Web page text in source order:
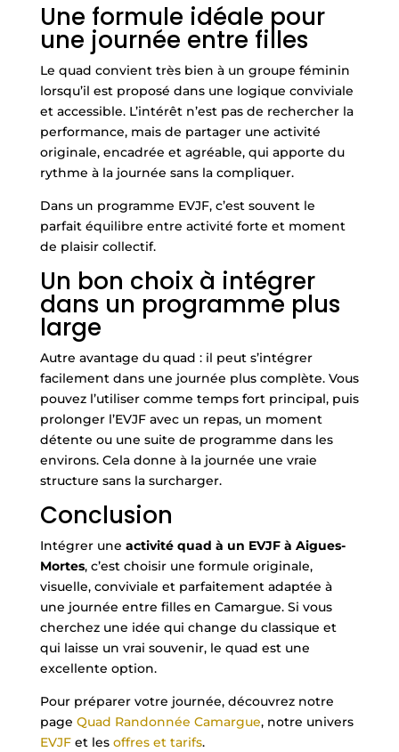
Une formule idéale pour
une journée entre filles
Le quad convient très bien à un groupe féminin
lorsqu’il est proposé dans une logique conviviale
et accessible. L’intérêt n’est pas de rechercher la
performance, mais de partager une activité
originale, encadrée et agréable, qui apporte du
rythme à la journée sans la compliquer.
Dans un programme EVJF, c’est souvent le
parfait équilibre entre activité forte et moment
de plaisir collectif.
Un bon choix à intégrer
dans un programme plus
large
Autre avantage du quad : il peut s’intégrer
facilement dans une journée plus complète. Vous
pouvez l’utiliser comme temps fort principal, puis
prolonger l’EVJF avec un repas, un moment
détente ou une suite de programme dans les
environs. Cela donne à la journée une vraie
structure sans la surcharger.
Conclusion
Intégrer une activité quad à un EVJF à Aigues-
Mortes, c’est choisir une formule originale,
visuelle, conviviale et parfaitement adaptée à
une journée entre filles en Camargue. Si vous
cherchez une idée qui change du classique et
qui laisse un vrai souvenir, le quad est une
excellente option.
Pour préparer votre journée, découvrez notre
page Quad Randonnée Camargue, notre univers
EVJFet les offres et tarifs.